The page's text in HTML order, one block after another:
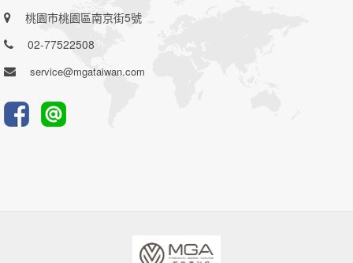
桃園市桃園區南京街5號
02-77522508
service@mgataiwan.com